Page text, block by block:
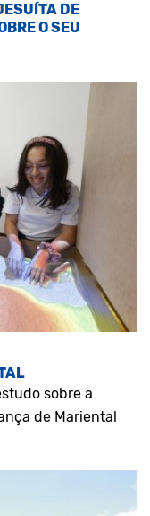
DE
O SEU
sobre a
de Mariental